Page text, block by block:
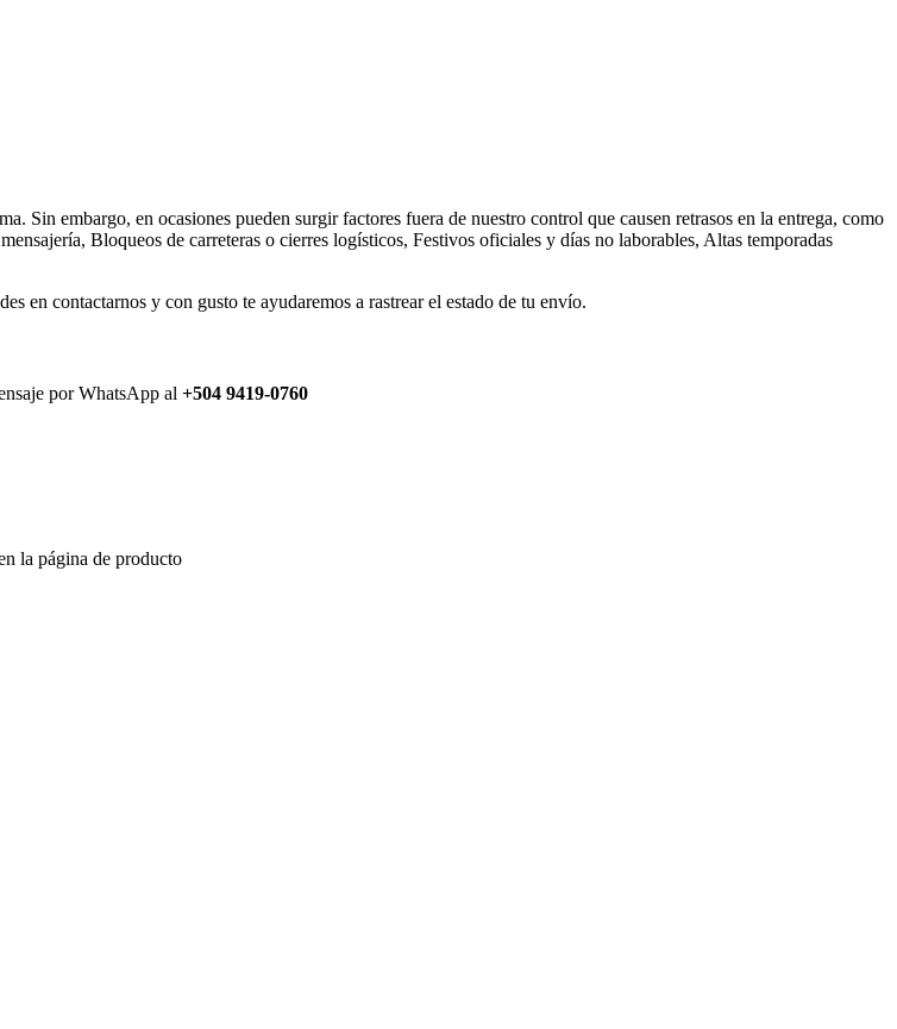
Sin embargo, en ocasiones pueden surgir factores fuera de nuestro control que causen retrasos en la entrega, como
Bloqueos de carreteras o cierres logísticos, Festivos oficiales y días no laborables, Altas temporadas
en contactarnos y con gusto te ayudaremos a rastrear el estado de tu envío.
por WhatsApp al +504 9419-0760
la página de producto